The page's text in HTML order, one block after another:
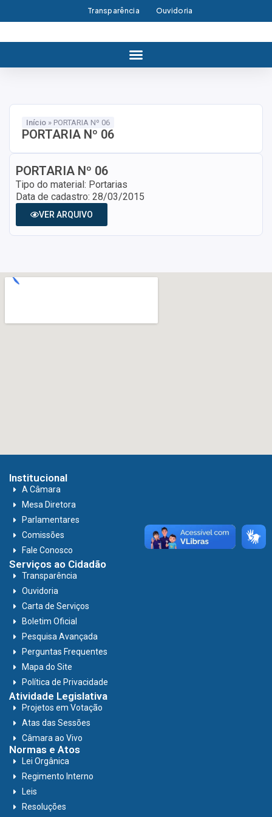
Transparência Ouvidoria
Início » PORTARIA Nº 06
PORTARIA Nº 06
PORTARIA Nº 06
Tipo do material: Portarias
Data de cadastro: 28/03/2015
VER ARQUIVO
Institucional
A Câmara
Mesa Diretora
Parlamentares
Comissões
Fale Conosco
Serviços ao Cidadão
Transparência
Ouvidoria
Carta de Serviços
Boletim Oficial
Pesquisa Avançada
Perguntas Frequentes
Mapa do Site
Política de Privacidade
Atividade Legislativa
Projetos em Votação
Atas das Sessões
Câmara ao Vivo
Normas e Atos
Lei Orgânica
Regimento Interno
Leis
Resoluções